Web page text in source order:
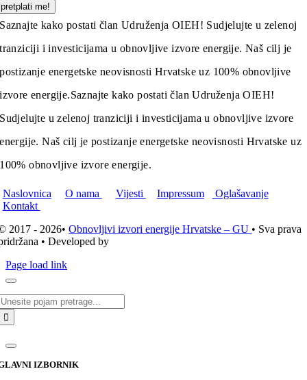
pretplati me!
Saznajte kako postati član Udruženja OIEH! Sudjelujte u zelenoj
tranziciji i investicijama u obnovljive izvore energije. Naš cilj je
postizanje energetske neovisnosti Hrvatske uz 100% obnovljive
izvore energije.Saznajte kako postati član Udruženja OIEH!
Sudjelujte u zelenoj tranziciji i investicijama u obnovljive izvore
energije. Naš cilj je postizanje energetske neovisnosti Hrvatske uz
100% obnovljive izvore energije.
Naslovnica O nama Vijesti Impressum
Oglašavanje
Kontakt
2017 - 2026•Obnovljivi izvori energije Hrvatske – GU • Sva prava
• Developed by
Page load link
IZBORNIK